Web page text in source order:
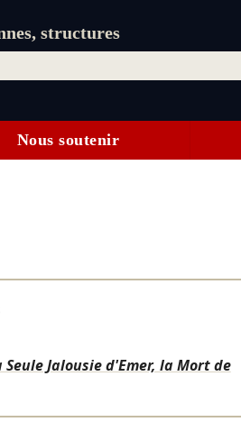
structures
Nous soutenir
Jalousie d'Emer, la Mort de